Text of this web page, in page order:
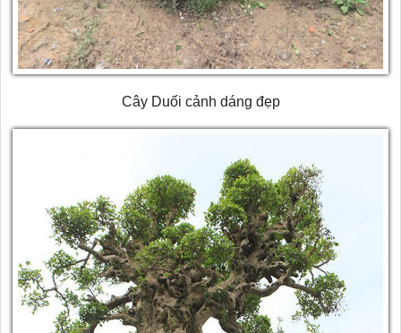
Cây Duối cảnh dáng đẹp